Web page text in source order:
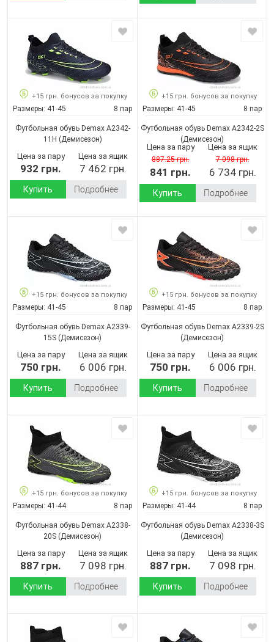
+15 грн. бонусов за покупку
Размеры: 41-45 8 пар
Футбольная обувь Demax A2342-
11H (Демисезон)
Цена за пару
932 грн.
Цена за ящик
7 462 грн.
Купить Подробнее
+15 грн. бонусов за покупку
Размеры: 41-45 8 пар
Футбольная обувь Demax A2342-2S
(Демисезон)
Цена за пару
887.25 грн.
841 грн.
Цена за ящик
7 098 грн.
6 734 грн.
Купить Подробнее
+15 грн. бонусов за покупку
Размеры: 41-45 8 пар
Футбольная обувь Demax A2339-
15S (Демисезон)
Цена за пару
750 грн.
Цена за ящик
6 006 грн.
Купить Подробнее
+15 грн. бонусов за покупку
Размеры: 41-45 8 пар
Футбольная обувь Demax A2339-2S
(Демисезон)
Цена за пару
750 грн.
Цена за ящик
6 006 грн.
Купить Подробнее
+15 грн. бонусов за покупку
Размеры: 41-44 8 пар
Футбольная обувь Demax A2338-
20S (Демисезон)
Цена за пару
887 грн.
Цена за ящик
7 098 грн.
Купить Подробнее
+15 грн. бонусов за покупку
Размеры: 41-44 8 пар
Футбольная обувь Demax A2338-3S
(Демисезон)
Цена за пару
887 грн.
Цена за ящик
7 098 грн.
Купить Подробнее